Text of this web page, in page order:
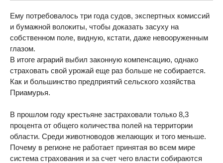
Ему потребовалось три года судов, экспертных комиссий
и бумажной волокиты, чтобы доказать засуху на
собственном поле, видную, кстати, даже невооруженным
глазом.
В итоге аграрий выбил законную компенсацию, однако
страховать свой урожай еще раз больше не собирается.
Как и большинство предприятий сельского хозяйства
Приамурья.
В прошлом году крестьяне застраховали только 8,3
процента от общего количества полей на территории
области. Среди животноводов желающих и того меньше.
Почему в регионе не работает принятая во всем мире
система страхования и за счет чего власти собираются